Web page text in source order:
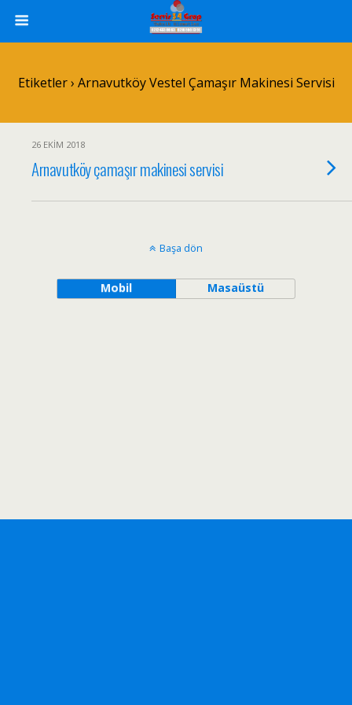
Etiketler › Arnavutköy Vestel Çamaşır Makinesi Servisi
26 EKIM 2018
Arnavutköy çamaşır makinesi servisi
Başa dön
Mobil Masaüstü